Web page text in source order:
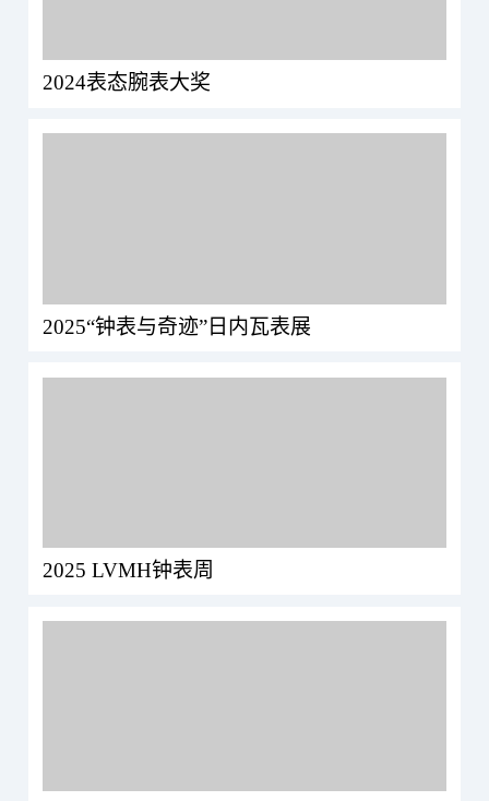
2024表态腕表大奖
2025“钟表与奇迹”日内瓦表展
2025 LVMH钟表周